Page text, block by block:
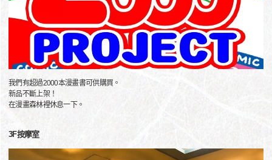
我們有超過2000本漫畫書可供購買。
新品不斷上架！
在漫畫森林裡休息一下。
3F按摩室